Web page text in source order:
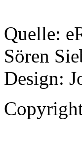
Quelle:
Sören
Design: